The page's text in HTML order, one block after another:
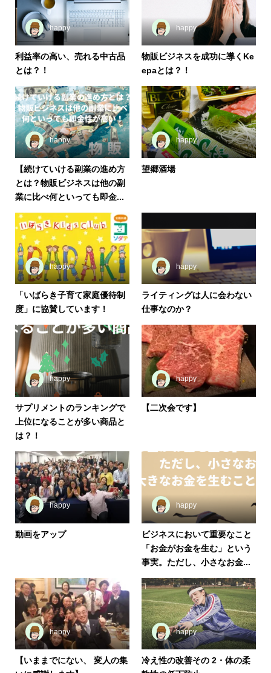
happy
利益率の高い、売れる中古品
とは？！
happy
物販ビジネスを成功に導くKe
epaとは？！
happy
【続けていける副業の進め方
とは？物販ビジネスは他の副
業に比べ何といっても即金...
happy
望郷酒場
happy
「いばらき子育て家庭優待制
度」に協賛しています！
happy
ライティングは人に会わない
仕事なのか？
happy
サプリメントのランキングで
上位になることが多い商品と
は？！
happy
【二次会です】
happy
動画をアップ
happy
ビジネスにおいて重要なこと
「お金がお金を生む」という
事実。ただし、小さなお金...
happy
【いままでにない、 変人の集
happy
冷え性の改善その 2・体の柔